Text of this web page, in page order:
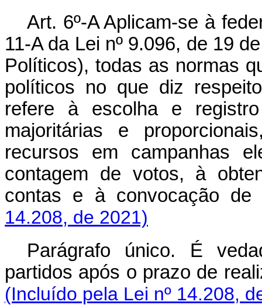
Art. 6º-A Aplicam-se à
11-A da Lei nº 9.096, de 19
Políticos), todas as normas
políticos no que diz
refere à escolha e
majoritárias e
recursos em campanhas
contagem de votos, à
contas e à convocação
14.208, de 2021)
Parágrafo único. É
partidos após o prazo de
(Incluído pela Lei nº 14.208,